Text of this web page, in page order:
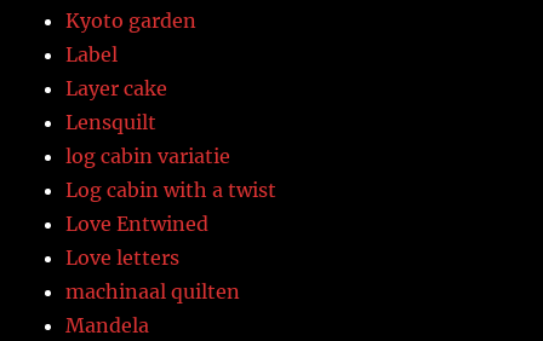
Kyoto garden
Label
Layer cake
Lensquilt
log cabin variatie
Log cabin with a twist
Love Entwined
Love letters
machinaal quilten
Mandela